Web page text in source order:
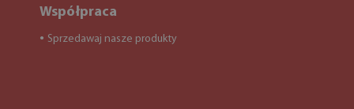
Współpraca
● Sprzedawaj nasze produkty